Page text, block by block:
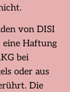
von DISI
eine Haftung
bei
oder aus
Die